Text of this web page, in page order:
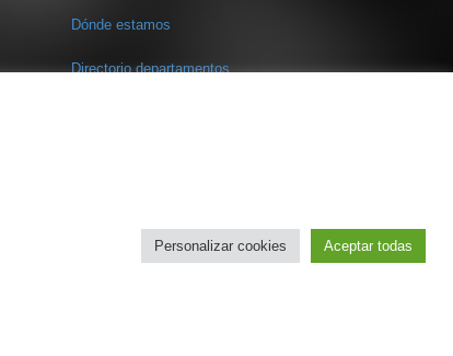
Dónde estamos
Directorio departamentos
Personalizar cookies Aceptar todas